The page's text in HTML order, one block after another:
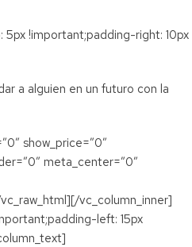
!important;padding-right: 10px
a alguien en un futuro con la
show_price=”0″
meta_center=”0″
vc_column_inner]
left: 15px